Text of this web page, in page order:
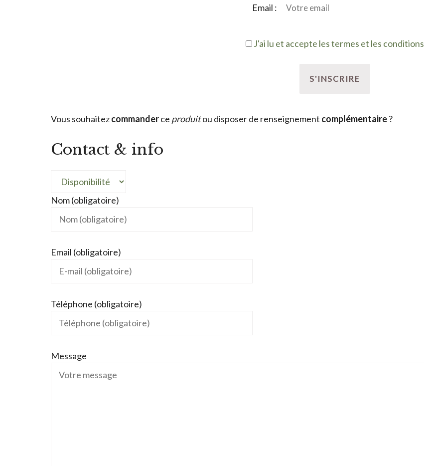
Email :
J'ai lu et accepte les termes et les conditions
Vous souhaitezcommanderce produitou disposer de renseignement complémentaire?
Contact & info
Nom (obligatoire)
Email (obligatoire)
Téléphone (obligatoire)
Message